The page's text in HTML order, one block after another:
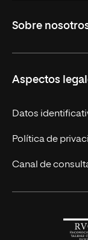
Licenciaturas en
Másteres
Cursos Europeos
Títulos
Alianza Newman
Sobre
Nuestros
Únete a nosotros
Actualidad
Solicita
Aspectos
Datos
Política de
Canal de